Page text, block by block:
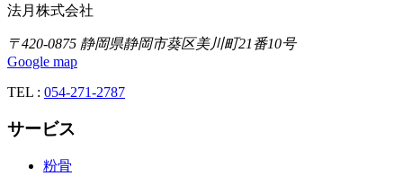
法月株式会社
〒420-0875 静岡県静岡市葵区美川町21番10号
Google map
TEL : 054-271-2787
サービス
粉骨